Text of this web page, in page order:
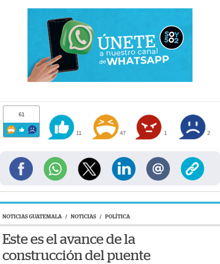
61
11 47 1 2
NOTICIAS GUATEMALA / NOTICIAS / POLÍTICA
Este es el avance de la
construcción del puente